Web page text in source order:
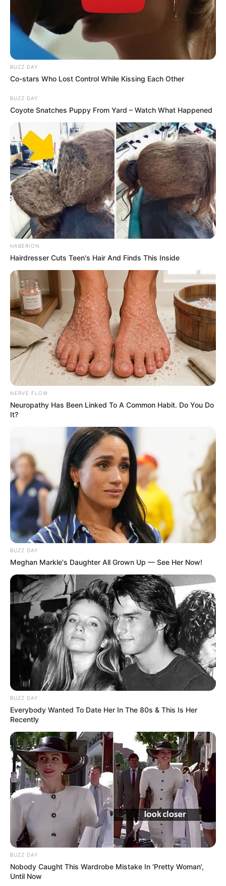
BUZZ DAY
Co-stars Who Lost Control While Kissing Each Other
BUZZ DAY
Coyote Snatches Puppy From Yard – Watch What Happened
HABERION
Hairdresser Cuts Teen's Hair And Finds This Inside
NERVE FLOW
Neuropathy Has Been Linked To A Common Habit. Do You Do
It?
BUZZ DAY
Meghan Markle's Daughter All Grown Up — See Her Now!
BUZZ DAY
Everybody Wanted To Date Her In The 80s & This Is Her
Recently
BUZZ DAY
Nobody Caught This Wardrobe Mistake In 'Pretty Woman',
Until Now